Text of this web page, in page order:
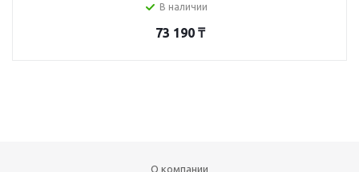
В наличии
73 190₸
О компании